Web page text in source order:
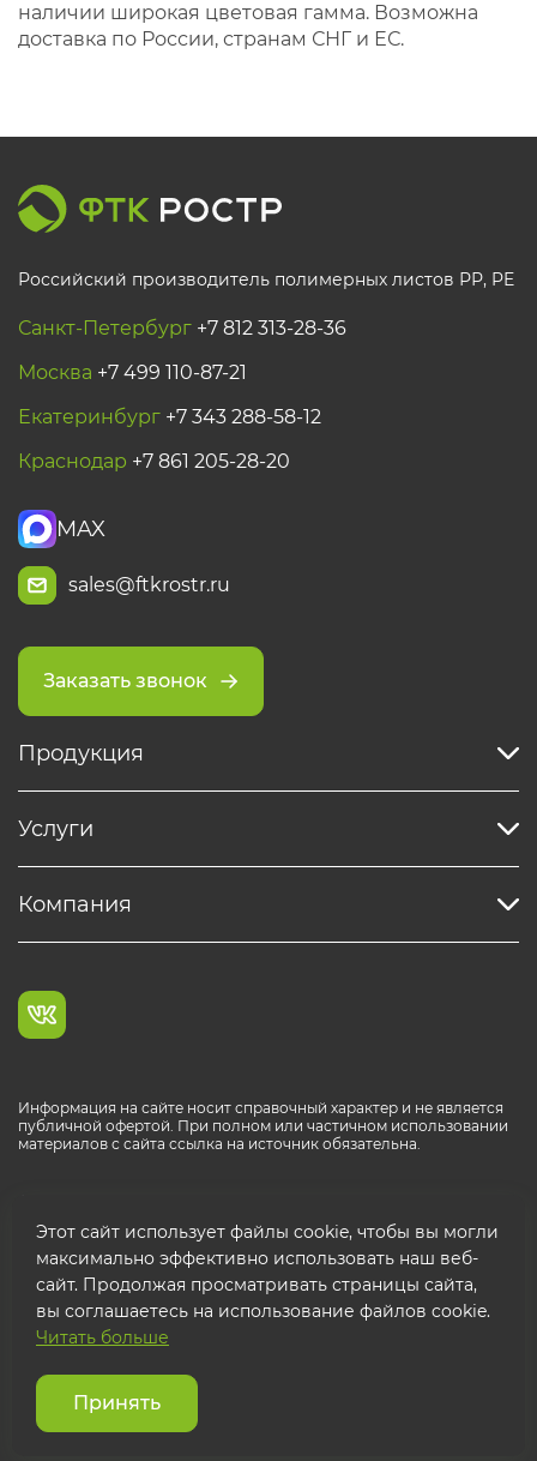
наличии широкая цветовая гамма. Возможна
доставка по России, странам СНГ и ЕС.
Российский производитель полимерных листов РР, PE
Санкт-Петербург +7 812 313-28-36
Москва +7 499 110-87-21
Екатеринбург +7 343 288-58-12
Краснодар +7 861 205-28-20
MAX
sales@ftkrostr.ru
Заказать звонок
Продукция
Услуги
Компания
Информация на сайте носит справочный характер и не является
публичной офертой. При полном или частичном использовании
материалов с сайта ссылка на источник обязательна.
© 2026 ООО "ФТК РОСТР"
Защита персональных данных
Использование cookies
Этот сайт использует файлы cookie, чтобы вы могли
максимально эффективно использовать наш веб-
сайт. Продолжая просматривать страницы сайта,
вы соглашаетесь на использование файлов cookie.
Читать больше
Принять